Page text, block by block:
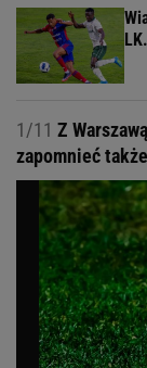
1/11 Z
zapomnieć